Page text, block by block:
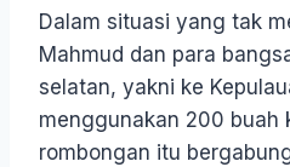
Dalam situasi yang tak
Mahmud dan para
selatan, yakni ke
menggunakan 200 buah
rombongan itu